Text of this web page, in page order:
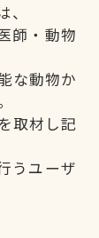
師・動物
な動物か
取材し記
うユーザ